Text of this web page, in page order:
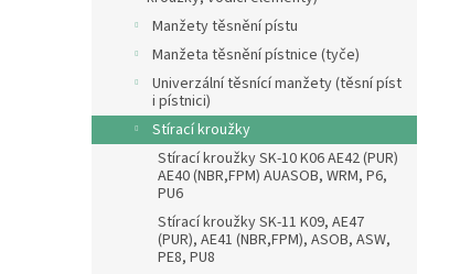
Manžety těsnění pístu
Manžeta těsnění pístnice (tyče)
Univerzální těsnící manžety (těsní píst
i pístnici)
Stírací kroužky
Stírací kroužky SK-10 K06 AE42 (PUR)
AE40 (NBR,FPM) AUASOB, WRM, P6,
PU6
Stírací kroužky SK-11 K09, AE47
(PUR), AE41 (NBR,FPM), ASOB, ASW,
PE8, PU8